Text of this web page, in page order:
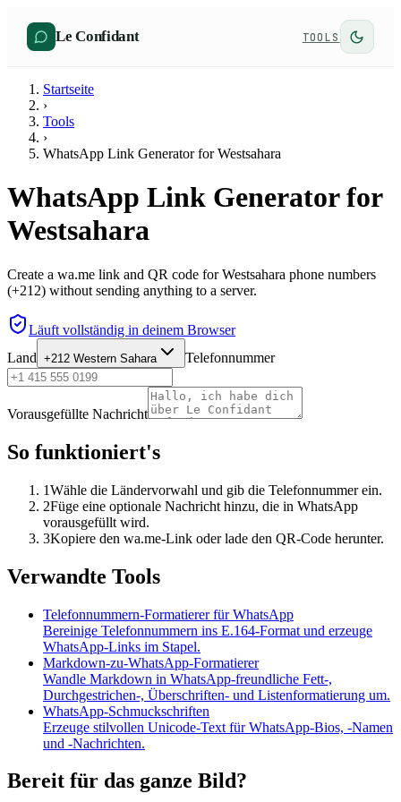
Le Confidant TOOLS
Startseite
›
Tools
›
WhatsApp Link Generator for Westsahara
WhatsApp Link Generator for
Westsahara
Create a wa.me link and QR code for Westsahara phone numbers
(+212) without sending anything to a server.
Läuft vollständig in deinem Browser
Land +212 Western Sahara Telefonnummer
Vorausgefüllte Nachricht
So funktioniert's
1Wähle die Ländervorwahl und gib die Telefonnummer ein.
2Füge eine optionale Nachricht hinzu, die in WhatsApp
vorausgefüllt wird.
3Kopiere den wa.me-Link oder lade den QR-Code herunter.
Verwandte Tools
Telefonnummern-Formatierer für WhatsApp
Bereinige Telefonnummern ins E.164-Format und erzeuge
WhatsApp-Links im Stapel.
Markdown-zu-WhatsApp-Formatierer
Wandle Markdown in WhatsApp-freundliche Fett-,
Durchgestrichen-, Überschriften- und Listenformatierung um.
WhatsApp-Schmuckschriften
Erzeuge stilvollen Unicode-Text für WhatsApp-Bios, -Namen
und -Nachrichten.
Bereit für das ganze Bild?